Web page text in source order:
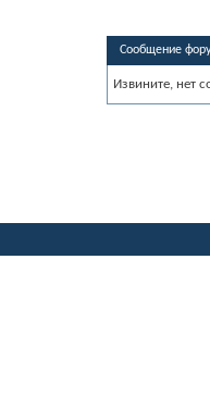
Сообщение
Извините, нет